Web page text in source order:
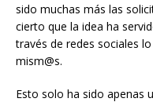
sido muchas más las
cierto que la idea ha
través de redes sociales
mism@s.
Esto solo ha sido apenas